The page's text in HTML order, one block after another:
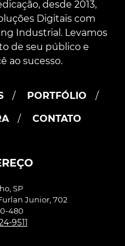
desde 2013,
Digitais com
Industrial. Levamos
de seu público e
ao sucesso.
PORTFÓLIO
CONTATO
SP
Junior, 702
480
9511